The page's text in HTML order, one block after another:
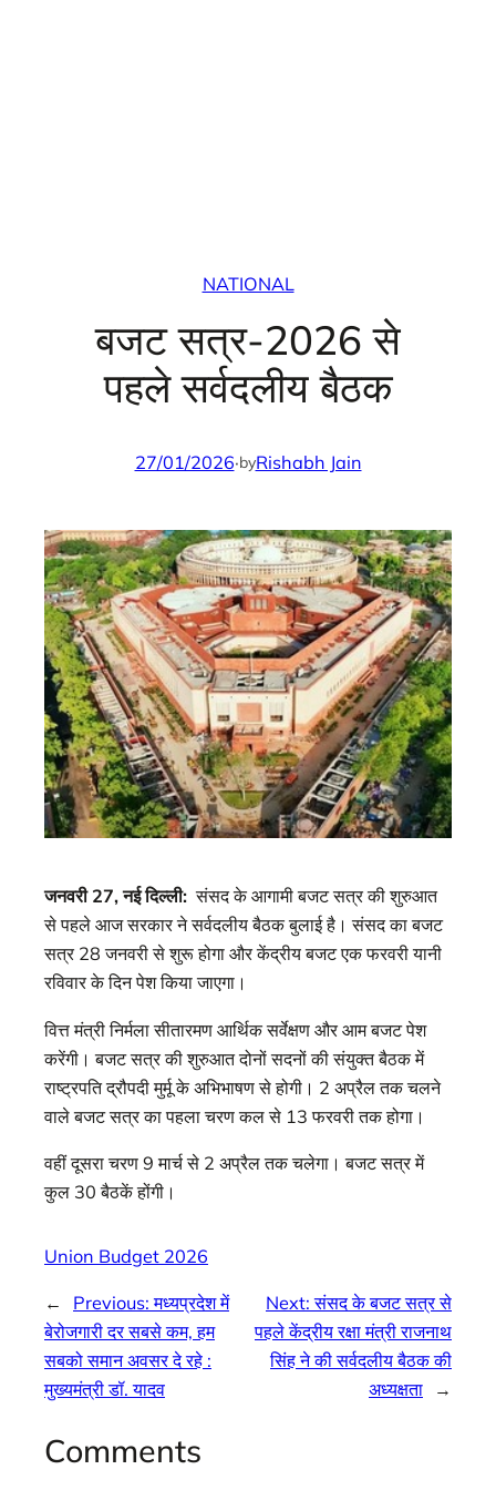
NATIONAL
बजट सत्र-2026 से
पहले सर्वदलीय बैठक
27/01/2026·byRishabh Jain
जनवरी 27, नई दिल्ली: संसद के आगामी बजट सत्र की शुरुआत
से पहले आज सरकार ने सर्वदलीय बैठक बुलाई है। संसद का बजट
सत्र 28 जनवरी से शुरू होगा और केंद्रीय बजट एक फरवरी यानी
रविवार के दिन पेश किया जाएगा।
वित्त मंत्री निर्मला सीतारमण आर्थिक सर्वेक्षण और आम बजट पेश
करेंगी। बजट सत्र की शुरुआत दोनों सदनों की संयुक्त बैठक में
राष्ट्रपति द्रौपदी मुर्मू के अभिभाषण से होगी। 2 अप्रैल तक चलने
वाले बजट सत्र का पहला चरण कल से 13 फरवरी तक होगा।
वहीं दूसरा चरण 9 मार्च से 2 अप्रैल तक चलेगा। बजट सत्र में
कुल 30 बैठकें होंगी।
Union Budget 2026
← Previous:मध्यप्रदेश में
बेरोजगारी दर सबसे कम, हम
सबको समान अवसर दे रहे :
मुख्यमंत्री डॉ. यादव
Next:संसद के बजट सत्र से
पहले केंद्रीय रक्षा मंत्री राजनाथ
सिंह ने की सर्वदलीय बैठक की
अध्यक्षता
→
Comments